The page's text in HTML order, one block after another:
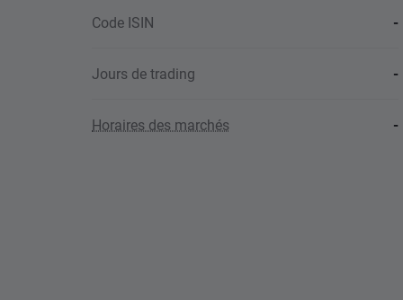
Code ISIN -
Jours de trading -
Horaires des marchés -